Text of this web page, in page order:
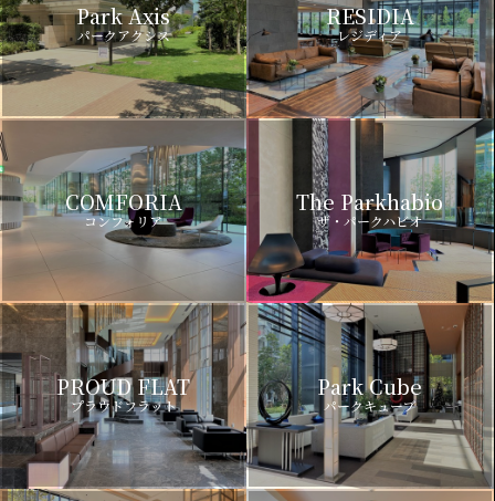
Park Axis
パークアクシス
RESIDIA
レジディア
COMFORIA
コンフォリア
The Parkhabio
ザ・パークハビオ
PROUD FLAT
プラウドフラット
Park Cube
パークキューブ